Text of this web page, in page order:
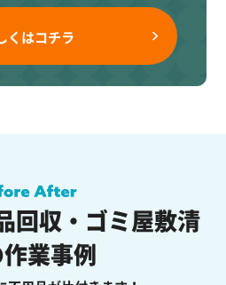
くはコチラ
回収・ゴミ屋敷清
業事例